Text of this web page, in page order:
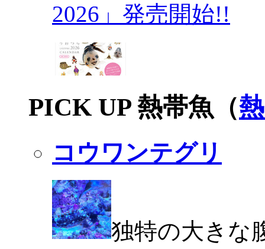
2026」発売開始!!
PICK UP 熱帯魚（
コウワンテグリ
独特の大きな